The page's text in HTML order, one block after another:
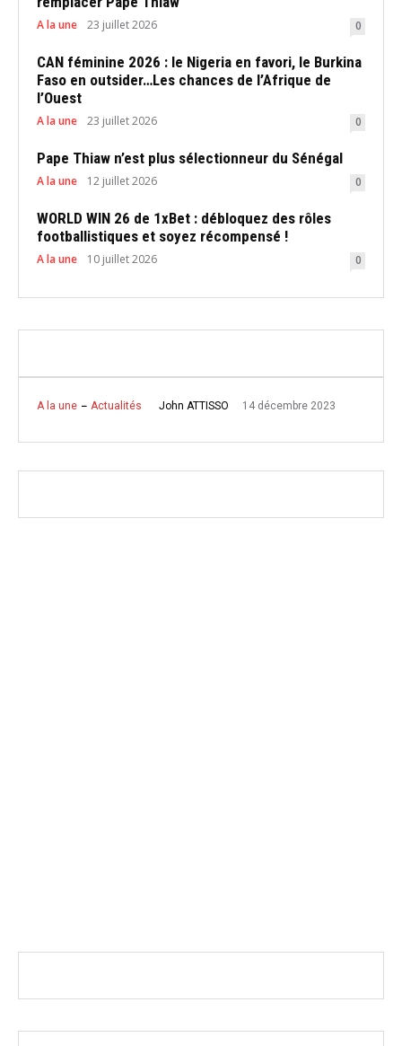
A la une 23 juillet 2026 0
CAN féminine 2026 : le Nigeria en favori, le Burkina
Faso en outsider…Les chances de l’Afrique de
l’Ouest
A la une 23 juillet 2026 0
Pape Thiaw n’est plus sélectionneur du Sénégal
A la une 12 juillet 2026 0
WORLD WIN 26 de 1xBet : débloquez des rôles
footballistiques et soyez récompensé !
A la une 10 juillet 2026 0
A la une Actualités John ATTISSO 14 décembre 2023